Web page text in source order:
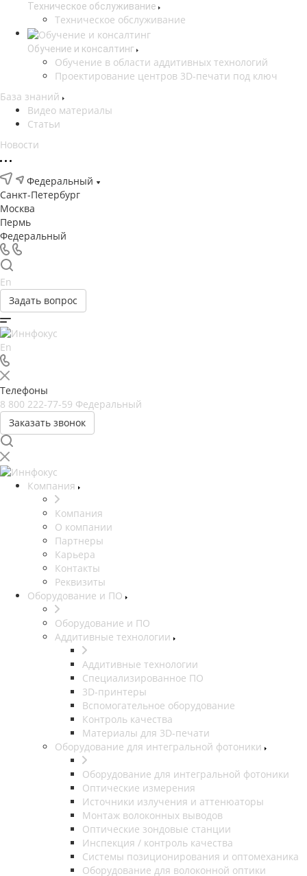
Техническое обслуживание
Техническое обслуживание
Обучение и консалтинг
Обучение в области аддитивных технологий
Проектирование центров 3D-печати под ключ
База знаний
Видео материалы
Статьи
Новости
Федеральный
Санкт-Петербург
Москва
Пермь
Федеральный
En
Задать вопрос
En
Телефоны
8 800 222-77-59 Федеральный
Заказать звонок
Компания
Компания
О компании
Партнеры
Карьера
Контакты
Реквизиты
Оборудование и ПО
Оборудование и ПО
Аддитивные технологии
Аддитивные технологии
Специализированное ПО
3D-принтеры
Вспомогательное оборудование
Контроль качества
Материалы для 3D-печати
Оборудование для интегральной фотоники
Оборудование для интегральной фотоники
Оптические измерения
Источники излучения и аттенюаторы
Монтаж волоконных выводов
Оптические зондовые станции
Инспекция / контроль качества
Системы позиционирования и оптомеханика
Оборудование для волоконной оптики